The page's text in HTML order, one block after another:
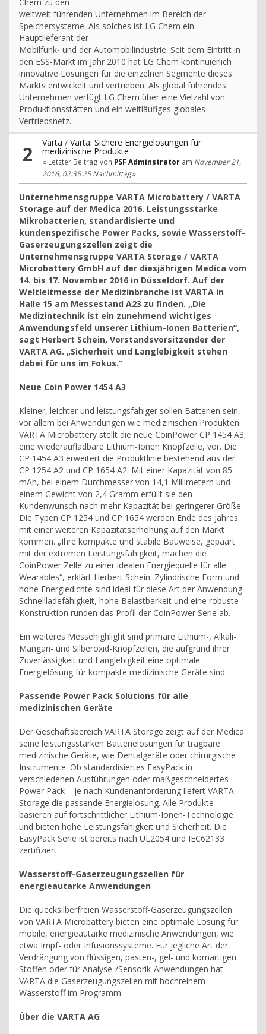
weltweit führenden Unternehmen im Bereich der
Speichersysteme. Als solches ist LG Chem ein
Hauptlieferant der
Mobilfunk- und der Automobilindustrie. Seit dem Eintritt in
den ESS-Markt im Jahr 2010 hat LG Chem kontinuierlich
innovative Lösungen für die einzelnen Segmente dieses
Markts entwickelt und vertrieben. Als global führendes
Unternehmen verfügt LG Chem über eine Vielzahl von
Produktionsstätten und ein weitläufiges globales
Vertriebsnetz.
2 Varta /Varta: Sichere Energielösungen für
medizinische Produkte
« Letzter Beitrag von PSF Adminstrator am November 21,
2016, 02:35:25 Nachmittag»
Unternehmensgruppe VARTA Microbattery / VARTA
Storage auf der Medica 2016. Leistungsstarke
Mikrobatterien, standardisierte und
kundenspezifische Power Packs, sowie Wasserstoff-
Gaserzeugungszellen zeigt die
Unternehmensgruppe VARTA Storage / VARTA
Microbattery GmbH auf der diesjährigen Medica vom
14. bis 17. November 2016 in Düsseldorf. Auf der
Weltleitmesse der Medizinbranche ist VARTA in
Halle 15 am Messestand A23 zu finden. „Die
Medizintechnik ist ein zunehmend wichtiges
Anwendungsfeld unserer Lithium-Ionen Batterien“,
sagt Herbert Schein, Vorstandsvorsitzender der
VARTA AG. „Sicherheit und Langlebigkeit stehen
dabei für uns im Fokus.“
Neue Coin Power 1454 A3
Kleiner, leichter und leistungsfähiger sollen Batterien sein,
vor allem bei Anwendungen wie medizinischen Produkten.
VARTA Microbattery stellt die neue CoinPower CP 1454 A3,
eine wiederaufladbare Lithium-Ionen Knopfzelle, vor. Die
CP 1454 A3 erweitert die Produktlinie bestehend aus der
CP 1254 A2 und CP 1654 A2. Mit einer Kapazität von 85
mAh, bei einem Durchmesser von 14,1 Millimetern und
einem Gewicht von 2,4 Gramm erfüllt sie den
Kundenwunsch nach mehr Kapazität bei geringerer Größe.
Die Typen CP 1254 und CP 1654 werden Ende des Jahres
mit einer weiteren Kapazitätserhöhung auf den Markt
kommen. „Ihre kompakte und stabile Bauweise, gepaart
mit der extremen Leistungsfähigkeit, machen die
CoinPower Zelle zu einer idealen Energiequelle für alle
Wearables“, erklärt Herbert Schein. Zylindrische Form und
hohe Energiedichte sind ideal für diese Art der Anwendung.
Schnellladefähigkeit, hohe Belastbarkeit und eine robuste
Konstruktion runden das Profil der CoinPower Serie ab.
Ein weiteres Messehighlight sind primäre Lithium-, Alkali-
Mangan- und Silberoxid-Knopfzellen, die aufgrund ihrer
Zuverlässigkeit und Langlebigkeit eine optimale
Energielösung für kompakte medizinische Geräte sind.
Passende Power Pack Solutions für alle
medizinischen Geräte
Der Geschäftsbereich VARTA Storage zeigt auf der Medica
seine leistungsstarken Batterielösungen für tragbare
medizinische Geräte, wie Dentalgeräte oder chirurgische
Instrumente. Ob standardisiertes EasyPack in
verschiedenen Ausführungen oder maßgeschneidertes
Power Pack – je nach Kundenanforderung liefert VARTA
Storage die passende Energielösung. Alle Produkte
basieren auf fortschrittlicher Lithium-Ionen-Technologie
und bieten hohe Leistungsfähigkeit und Sicherheit. Die
EasyPack Serie ist bereits nach UL2054 und IEC62133
zertifiziert.
Wasserstoff-Gaserzeugungszellen für
energieautarke Anwendungen
Die quecksilberfreien Wasserstoff-Gaserzeugungszellen
von VARTA Microbattery bieten eine optimale Lösung für
mobile, energieautarke medizinische Anwendungen, wie
etwa Impf- oder Infusionssysteme. Für jegliche Art der
Verdrängung von flüssigen, pasten-, gel- und kornartigen
Stoffen oder für Analyse-/Sensorik-Anwendungen hat
VARTA die Gaserzeugungszellen mit hochreinem
Wasserstoff im Programm.
Über die VARTA AG